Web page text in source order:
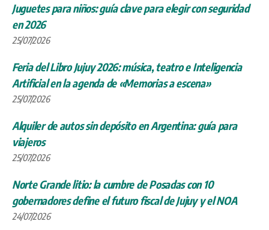
Juguetes para niños: guía clave para elegir con seguridad
en 2026
25/07/2026
Feria del Libro Jujuy 2026: música, teatro e Inteligencia
Artificial en la agenda de «Memorias a escena»
25/07/2026
Alquiler de autos sin depósito en Argentina: guía para
viajeros
25/07/2026
Norte Grande litio: la cumbre de Posadas con 10
gobernadores define el futuro fiscal de Jujuy y el NOA
24/07/2026